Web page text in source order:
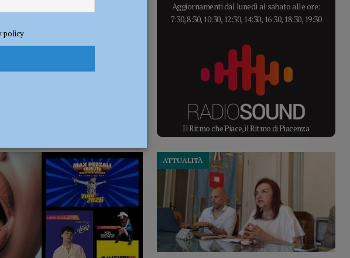
Aggiornamenti dal lunedì al sabato alle ore:
7:30, 8:30, 10:30, 12:30, 14:30, 16:30, 18:30, 19:30
Il Ritmo che Piace, il Ritmo di Piacenza
ATTUALITÀ
policy